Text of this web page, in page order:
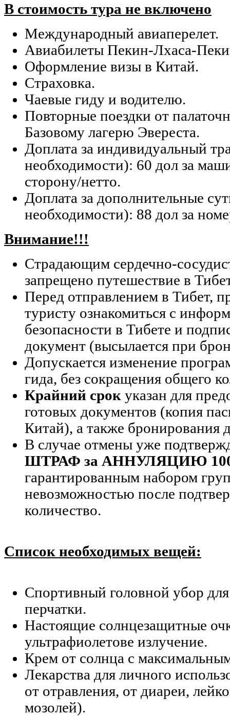
В стоимость тура не включено
Международный авиаперелет.
Авиабилеты Пекин-Лхаса-
Оформление визы в Китай.
Страховка.
Чаевые гиду и водителю.
Повторные поездки от
Базовому лагерю Эвереста.
Доплата за индивидуальный
необходимости): 60 дол за
сторону/нетто.
Доплата за дополнительные
необходимости): 88 дол за
Внимание!!!
Cтрадающим сердечно-
запрещено путешествие в
Перед отправлением в Тибет,
туристу ознакомиться с
безопасности в Тибете и
документ (высылается при
Допускается изменение
гида, без сокращения общего
Крайний срок указан для
готовых документов (копия
Китай), а также бронирования
В случае отмены уже
ШТРАФ за АННУЛЯЦИЮ
гарантированным набором
невозможностью после
количество.
Список необходимых вещей:
Спортивный головной убор
перчатки.
Настоящие солнцезащитные
ультрафиолетове излучение.
Крем от солнца с
Лекарства для личного
от отравления, от диареи,
мозолей).